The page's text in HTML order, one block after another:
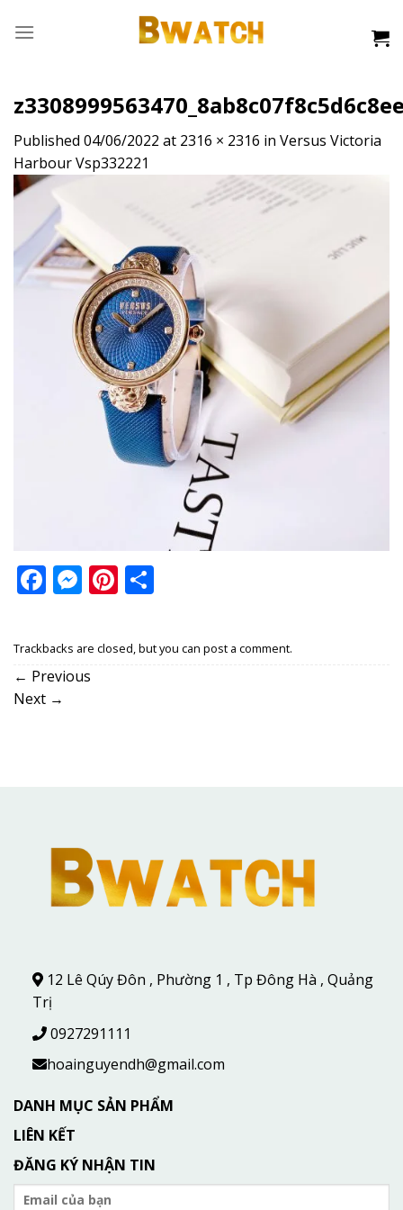
Published 04/06/2022 at 2316 × 2316 in Versus Victoria
Harbour Vsp332221
Facebook
Messenger
Pinterest
Trackbacks are closed, but you can post a comment.
← Previous
Next →
12 Lê Qúy Đôn , Phường 1 , Tp Đông Hà , Quảng
Trị
0927291111
hoainguyendh@gmail.com
DANH MỤC SẢN PHẨM
LIÊN KẾT
ĐĂNG KÝ NHẬN TIN